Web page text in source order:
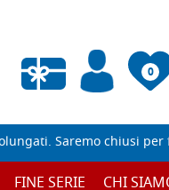
0
vuota
Saremo chiusi per
FINE SERIE CHI